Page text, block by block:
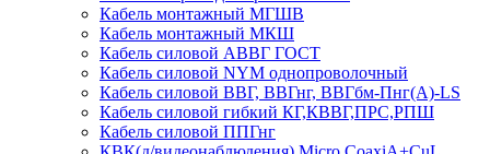
Кабель монтажный МГШВ
Кабель монтажный МКШ
Кабель силовой АВВГ ГОСТ
Кабель силовой NYM однопроволочный
Кабель силовой ВВГ, ВВГнг, ВВГбм-Пнг(А)-LS
Кабель силовой гибкий КГ,КВВГ,ПРС,РПШ
Кабель силовой ППГнг